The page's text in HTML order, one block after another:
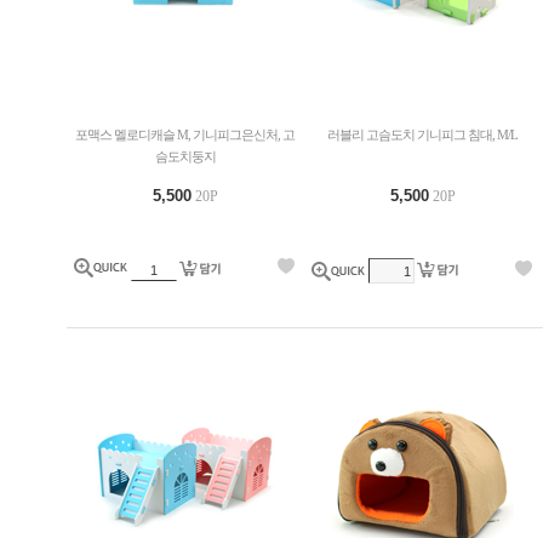
포맥스 멜로디캐슬 M, 기니피그은신처, 고
슴도치둥지
5,500 20P
러블리 고슴도치 기니피그 침대, M/L
5,500 20P